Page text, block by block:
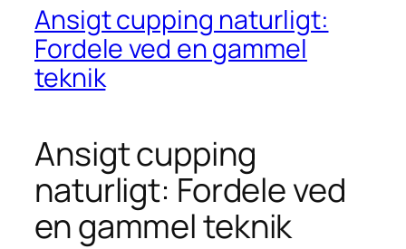
Ansigt cupping naturligt:
Fordele ved en gammel
teknik
Ansigt cupping
naturligt: Fordele ved
en gammel teknik